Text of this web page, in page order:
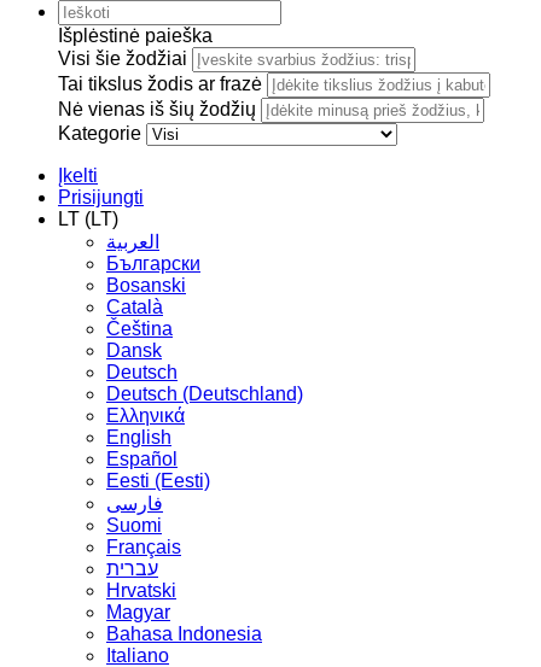
Išplėstinė paieška
Visi šie žodžiai
Tai tikslus žodis ar frazė
Nė vienas iš šių žodžių
Kategorie
Įkelti
Prisijungti
LT (LT)
العربية
Български
Bosanski
Сatalà
Čeština
Dansk
Deutsch
Deutsch (Deutschland)
Ελληνικά
English
Español
Eesti (Eesti)
فارسی
Suomi
Français
עברית
Hrvatski
Magyar
Bahasa Indonesia
Italiano